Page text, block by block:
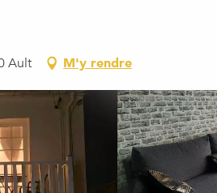
Ault M'y rendre